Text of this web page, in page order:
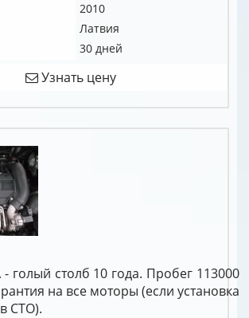
2010
Латвия
30 дней
Узнать цену
- голый столб 10 года. Пробег 113000
на все моторы (если установка
СТО).